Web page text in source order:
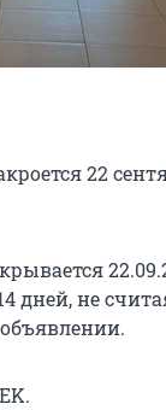
22
дней, не